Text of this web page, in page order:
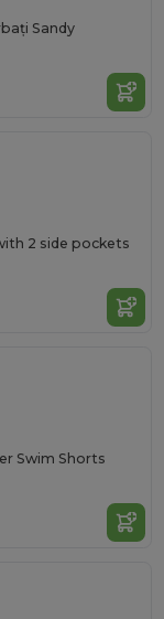
Sandy
2 side pockets
Swim Shorts